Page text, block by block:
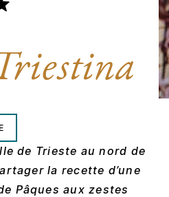
de Trieste au nord de
la recette d’une
Pâques aux zestes